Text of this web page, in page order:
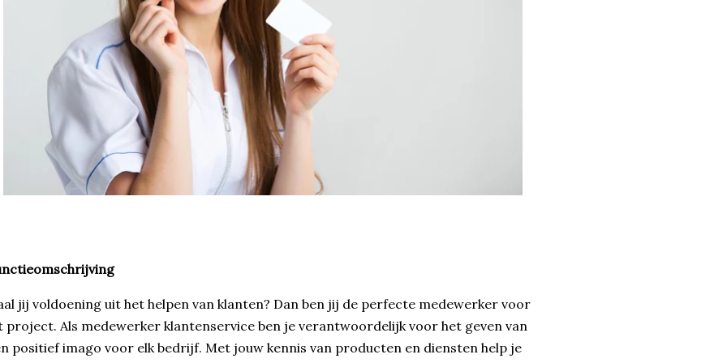
jij voldoening uit het helpen van klanten? Dan ben jij de perfecte medewerker voor
project. Als medewerker klantenservice ben je verantwoordelijk voor het geven van
positief imago voor elk bedrijf. Met jouw kennis van producten en diensten help je